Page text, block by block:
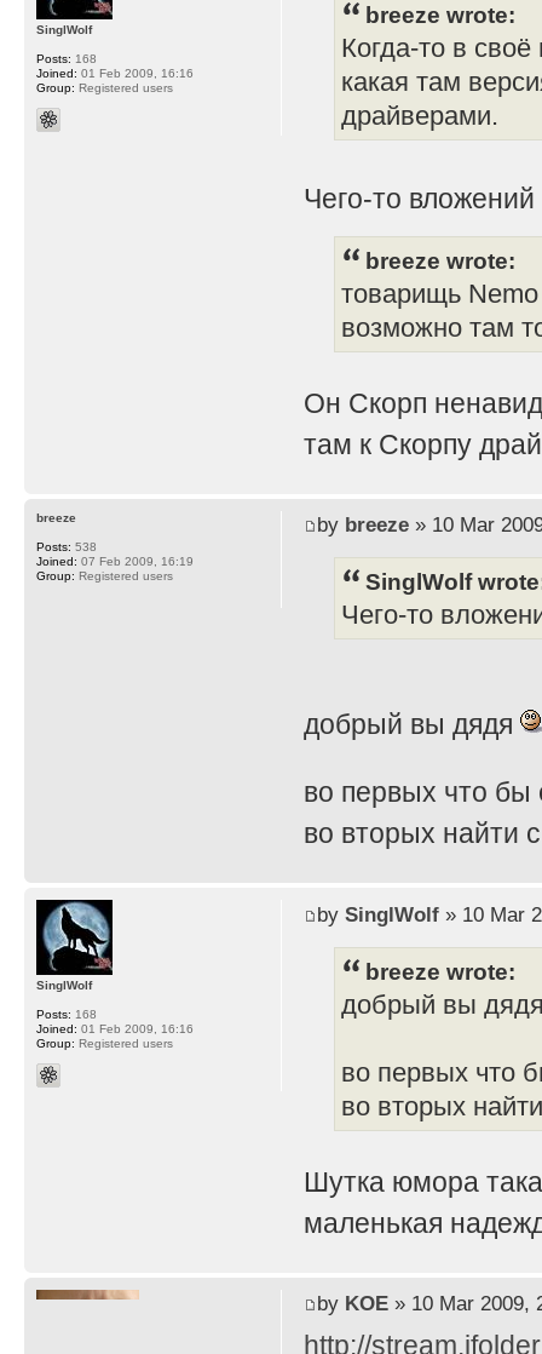
breeze wrote:
Когда-то в
какая там
драйверами.
Чего-то
breeze wrote:
товарищь
возможно там
Он Скорп
там к Скорпу
SinglWolf
Posts: 168
Joined: 01 Feb 2009, 16:16
Group: Registered users
by breeze» 10 Mar
SinglWolf
Чего-то
добрый вы дядя
во первых что бы
во вторых найти
breeze
Posts: 538
Joined: 07 Feb 2009, 16:19
Group: Registered users
by SinglWolf» 10 Mar
breeze wrote:
добрый вы
во первых что
во вторых
Шутка юмора
маленькая
SinglWolf
Posts: 168
Joined: 01 Feb 2009, 16:16
Group: Registered users
by KOE» 10 Mar 2009,
http://